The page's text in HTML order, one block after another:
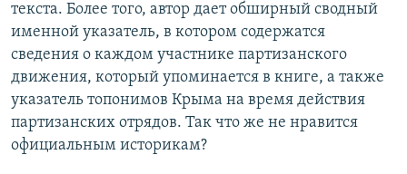
текста. Более того, автор дает обширный сводный
именной указатель, в котором содержатся
сведения о каждом участнике партизанского
движения, который упоминается в книге, а также
указатель топонимов Крыма на время действия
партизанских отрядов. Так что же не нравится
официальным историкам?